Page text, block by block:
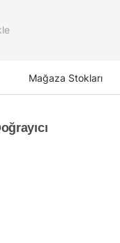
Mağaza Stokları